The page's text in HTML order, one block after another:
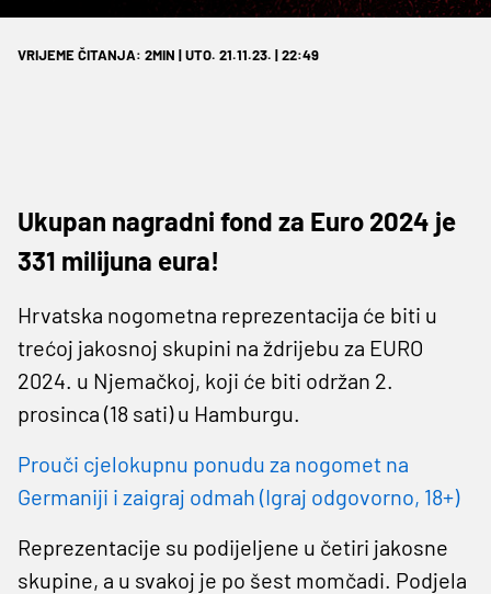
VRIJEME ČITANJA: 2MIN | UTO. 21.11.23. | 22:49
Ukupan nagradni fond za Euro 2024 je
331 milijuna eura!
Hrvatska nogometna reprezentacija će biti u
trećoj jakosnoj skupini na ždrijebu za EURO
2024. u Njemačkoj, koji će biti održan 2.
prosinca (18 sati) u Hamburgu.
Prouči cjelokupnu ponudu za nogomet na
Germaniji i zaigraj odmah (Igraj odgovorno, 18+)
Reprezentacije su podijeljene u četiri jakosne
skupine, a u svakoj je po šest momčadi. Podjela